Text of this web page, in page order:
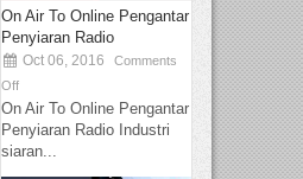
On Air To Online Pengantar
Penyiaran Radio
Oct 06, 2016
Comments
Off
On Air To Online Pengantar
Penyiaran Radio Industri
siaran...